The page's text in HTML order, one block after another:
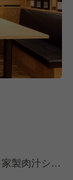
製肉汁シュ